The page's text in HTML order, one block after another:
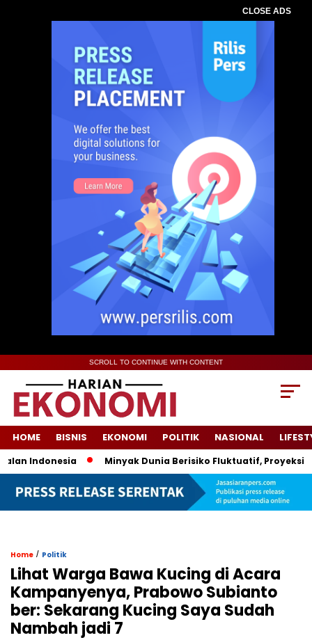
CLOSE ADS
SCROLL TO CONTINUE WITH CONTENT
HOME BISNIS EKONOMI POLITIK NASIONAL
Indonesia Minyak Dunia Berisiko Fluktuatif, Proyeksi
Home / Politik
Lihat Warga Bawa Kucing di Acara
Kampanyenya, Prabowo Subianto
ber: Sekarang Kucing Saya Sudah
Nambah jadi 7